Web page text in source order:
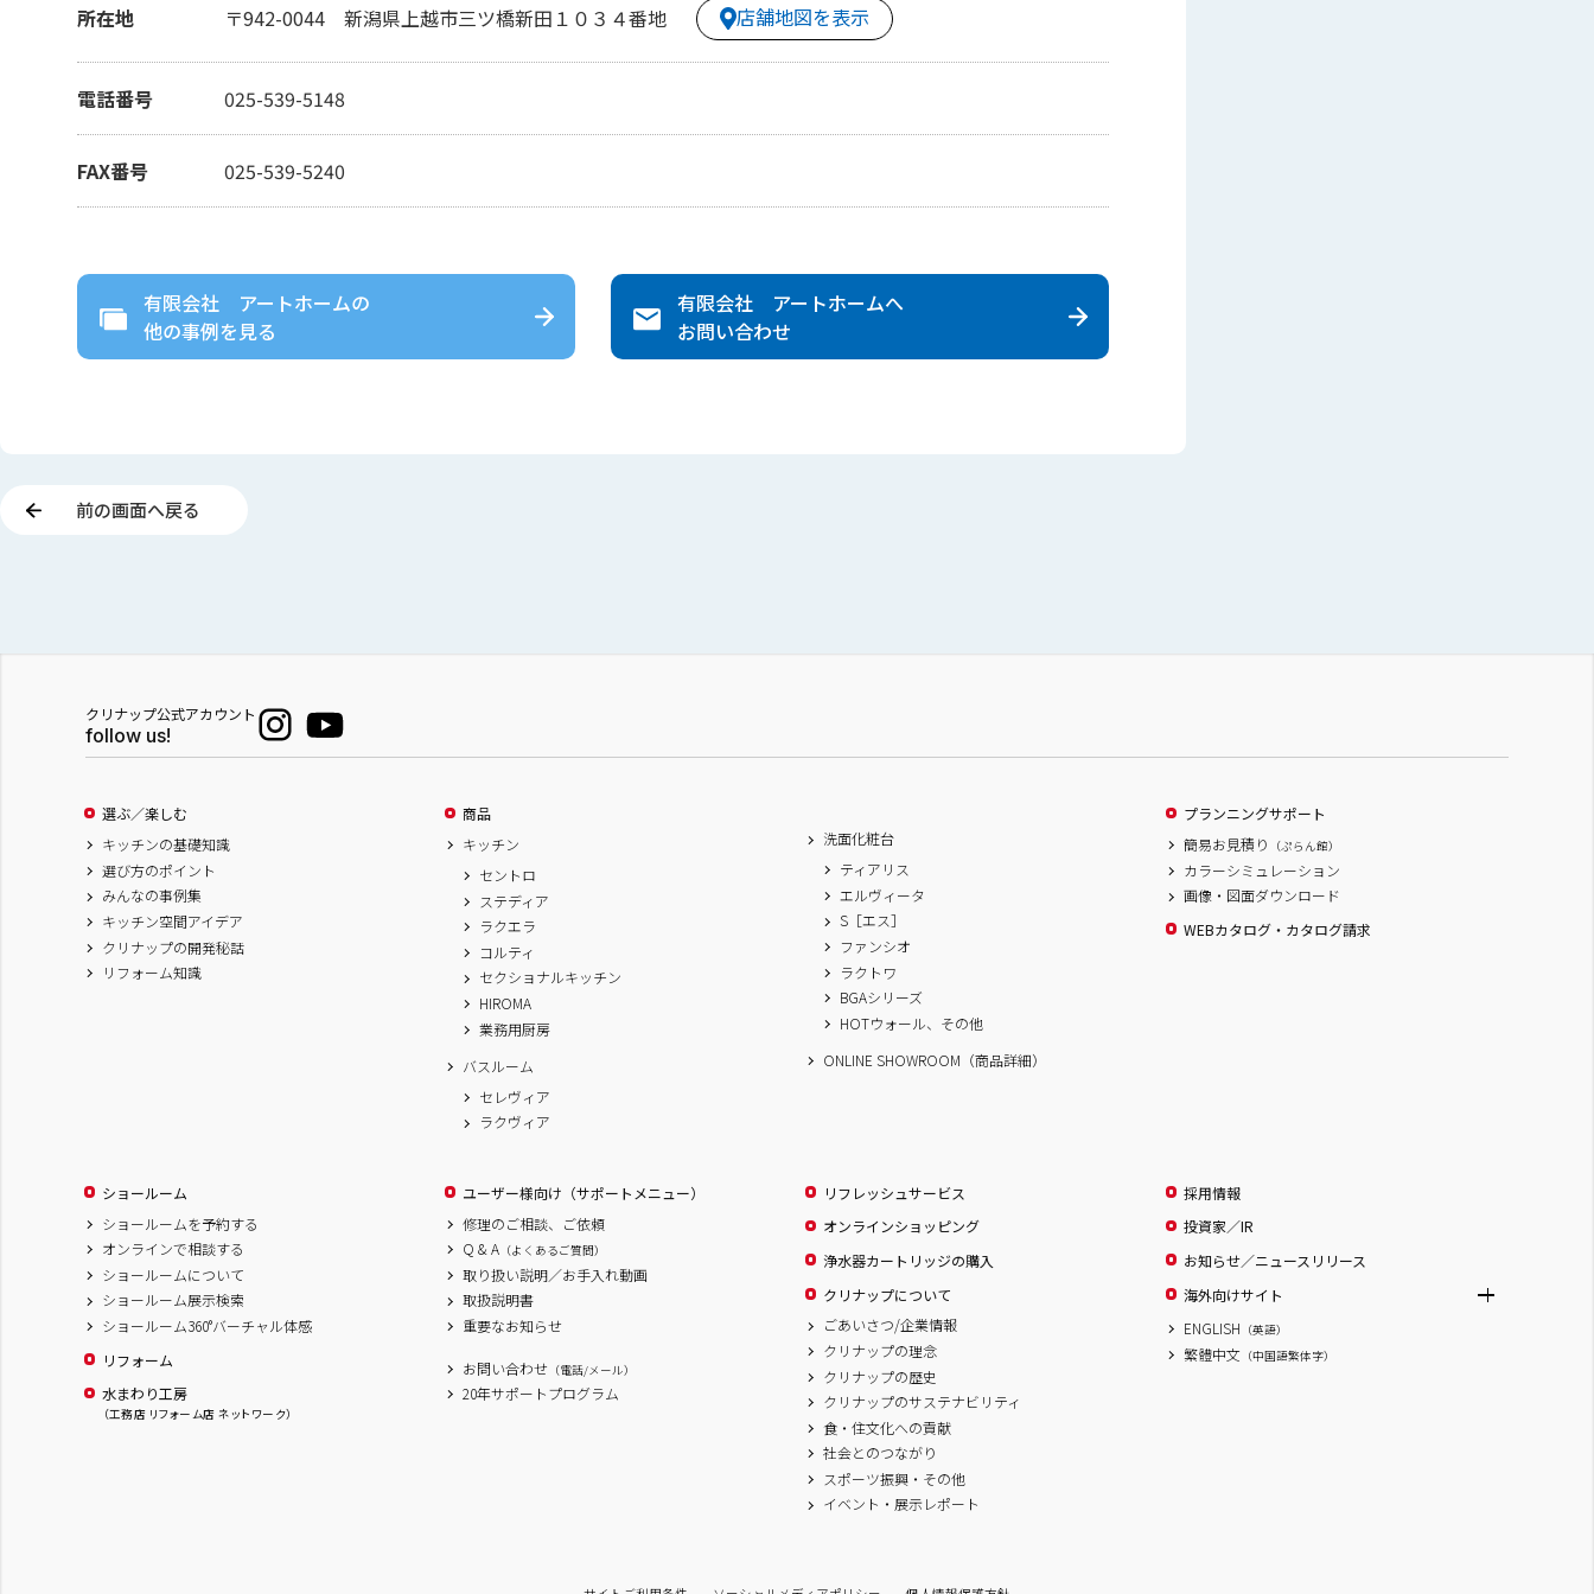
所在地 〒942-0044 新潟県上越市三ツ橋新田１０３４番地 店舗地図を表示
電話番号 025-539-5148
FAX番号 025-539-5240
有限会社 アートホームの
他の事例を見る
有限会社 アートホームへ
お問い合わせ
前の画面へ戻る
クリナップ公式アカウント
follow us!
選ぶ／楽しむ
キッチンの基礎知識
選び方のポイント
みんなの事例集
キッチン空間アイデア
クリナップの開発秘話
リフォーム知識
商品
キッチン
セントロ
ステディア
ラクエラ
コルティ
セクショナルキッチン
HIROMA
業務用厨房
バスルーム
セレヴィア
ラクヴィア
洗面化粧台
ティアリス
エルヴィータ
S［エス］
ファンシオ
ラクトワ
BGAシリーズ
HOTウォール、その他
ONLINE SHOWROOM（商品詳細）
プランニングサポート
簡易お見積り
（ぷらん館）
カラーシミュレーション
画像・図面ダウンロード
WEBカタログ・カタログ請求
ショールーム
ショールームを予約する
オンラインで相談する
ショールームについて
ショールーム展示検索
ショールーム360°バーチャル体感
リフォーム
水まわり工房
（工務店 リフォーム店 ネットワーク）
ユーザー様向け（サポートメニュー）
修理のご相談、ご依頼
Q & A （よくあるご質問）
取り扱い説明／お手入れ動画
取扱説明書
重要なお知らせ
お問い合わせ （電話/メール）
20年サポートプログラム
リフレッシュサービス
オンラインショッピング
浄水器カートリッジの購入
クリナップについて
ごあいさつ/企業情報
クリナップの理念
クリナップの歴史
クリナップのサステナビリティ
食・住文化への貢献
社会とのつながり
スポーツ振興・その他
イベント・展示レポート
採用情報
投資家／IR
お知らせ／ニュースリリース
海外向けサイト
ENGLISH （英語）
繁體中文 （中国語繁体字）